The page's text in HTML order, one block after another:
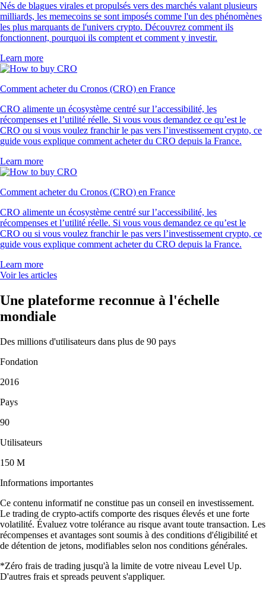
Nés de blagues virales et propulsés vers des marchés valant plusieurs
milliards, les memecoins se sont imposés comme l'un des phénomènes
les plus marquants de l'univers crypto. Découvrez comment ils
fonctionnent, pourquoi ils comptent et comment y investir.
Learn more
Comment acheter du Cronos (CRO) en France
CRO alimente un écosystème centré sur l’accessibilité, les
récompenses et l’utilité réelle. Si vous vous demandez ce qu’est le
CRO ou si vous voulez franchir le pas vers l’investissement crypto, ce
guide vous explique comment acheter du CRO depuis la France.
Learn more
Comment acheter du Cronos (CRO) en France
CRO alimente un écosystème centré sur l’accessibilité, les
récompenses et l’utilité réelle. Si vous vous demandez ce qu’est le
CRO ou si vous voulez franchir le pas vers l’investissement crypto, ce
guide vous explique comment acheter du CRO depuis la France.
Learn more
Voir les articles
Une plateforme reconnue à l'échelle
mondiale
Des millions d'utilisateurs dans plus de 90 pays
Fondation
2016
Pays
90
Utilisateurs
150 M
Informations importantes
Ce contenu informatif ne constitue pas un conseil en investissement.
Le trading de crypto-actifs comporte des risques élevés et une forte
volatilité. Évaluez votre tolérance au risque avant toute transaction. Les
récompenses et avantages sont soumis à des conditions d'éligibilité et
de détention de jetons, modifiables selon nos conditions générales.
*Zéro frais de trading jusqu'à la limite de votre niveau Level Up.
D'autres frais et spreads peuvent s'appliquer.